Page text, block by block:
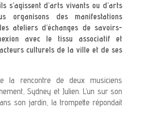
s’agissent d’arts vivants ou d’arts
organisons des manifestations
ateliers d’échanges de savoirs-
avec le tissu associatif et
acteurs culturels de la ville et de ses
la rencontre de deux musiciens
Sydney et Julien. L’un sur son
son jardin, la trompette répondait